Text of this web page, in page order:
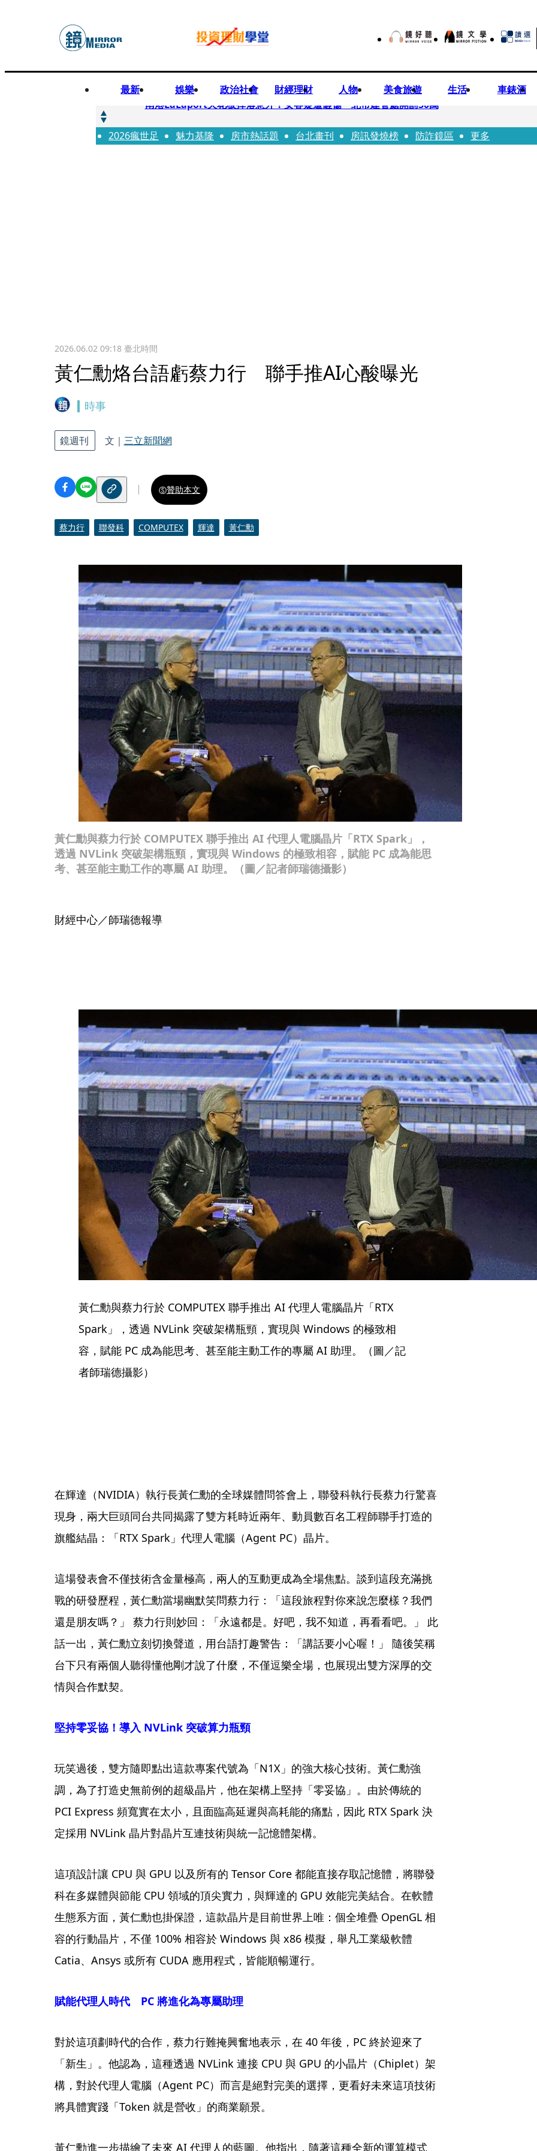
最新 娛樂 政治社會 財經理財 人物 美食旅遊 生活 車錶酒
快訊
南港LaLaport天花板掉落意外！女客疑遭砸傷 北市建管處開罰30萬
快訊
川普又出招！多晶矽產品課15%關稅12月生效 經濟部回應了
2026瘋世足 魅力基隆 房市熱話題 台北畫刊 房訊發燒榜 防詐鏡區 更多
2026.06.02 09:18臺北時間
黃仁勳烙台語虧蔡力行 聯手推AI心酸曝光
時事
黃仁勳與蔡力行於 COMPUTEX 聯手推出 AI 代理人電腦晶片「RTX Spark」，
透過 NVLink 突破架構瓶頸，實現與 Windows 的極致相容，賦能 PC 成為能思
考、甚至能主動工作的專屬 AI 助理。（圖／記者師瑞德攝影）
鏡週刊 文｜ 三立新聞網
贊助本文
蔡力行 聯發科 COMPUTEX 輝達 黃仁勳
財經中心／師瑞德報導
黃仁勳與蔡力行於 COMPUTEX 聯手推出 AI 代理人電腦晶片「RTX
Spark」，透過 NVLink 突破架構瓶頸，實現與 Windows 的極致相
容，賦能 PC 成為能思考、甚至能主動工作的專屬 AI 助理。（圖／記
者師瑞德攝影）
在輝達（NVIDIA）執行長黃仁勳的全球媒體問答會上，聯發科執行長蔡力行驚喜
現身，兩大巨頭同台共同揭露了雙方耗時近兩年、動員數百名工程師聯手打造的
旗艦結晶：「RTX Spark」代理人電腦（Agent PC）晶片。
這場發表會不僅技術含金量極高，兩人的互動更成為全場焦點。談到這段充滿挑
戰的研發歷程，黃仁勳當場幽默笑問蔡力行：「這段旅程對你來說怎麼樣？我們
還是朋友嗎？」 蔡力行則妙回：「永遠都是。好吧，我不知道，再看看吧。」 此
話一出，黃仁勳立刻切換聲道，用台語打趣警告：「講話要小心喔！」 隨後笑稱
台下只有兩個人聽得懂他剛才說了什麼，不僅逗樂全場，也展現出雙方深厚的交
情與合作默契。
堅持零妥協！導入 NVLink 突破算力瓶頸
玩笑過後，雙方隨即點出這款專案代號為「N1X」的強大核心技術。黃仁勳強
調，為了打造史無前例的超級晶片，他在架構上堅持「零妥協」。由於傳統的
PCI Express 頻寬實在太小，且面臨高延遲與高耗能的痛點，因此 RTX Spark 決
定採用 NVLink 晶片對晶片互連技術與統一記憶體架構。
這項設計讓 CPU 與 GPU 以及所有的 Tensor Core 都能直接存取記憶體，將聯發
科在多媒體與節能 CPU 領域的頂尖實力，與輝達的 GPU 效能完美結合。在軟體
生態系方面，黃仁勳也掛保證，這款晶片是目前世界上唯：個全堆疊 OpenGL 相
容的行動晶片，不僅 100% 相容於 Windows 與 x86 模擬，舉凡工業級軟體
Catia、Ansys 或所有 CUDA 應用程式，皆能順暢運行。
賦能代理人時代 PC 將進化為專屬助理
對於這項劃時代的合作，蔡力行難掩興奮地表示，在 40 年後，PC 終於迎來了
「新生」。他認為，這種透過 NVLink 連接 CPU 與 GPU 的小晶片（Chiplet）架
構，對於代理人電腦（Agent PC）而言是絕對完美的選擇，更看好未來這項技術
將具體實踐「Token 就是營收」的商業願景。
黃仁勳進一步描繪了未來 AI 代理人的藍圖。他指出，隨著這種全新的運算模式